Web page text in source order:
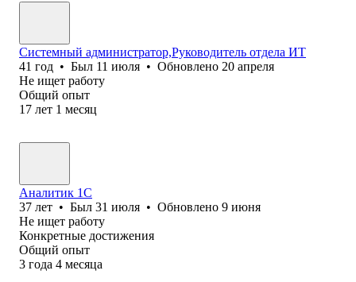
Системный администратор,Руководитель отдела ИТ
41 год • Был 11 июля • Обновлено 20 апреля
Не ищет работу
Общий опыт
17 лет 1 месяц
Аналитик 1С
37 лет • Был 31 июля • Обновлено 9 июня
Не ищет работу
Конкретные достижения
Общий опыт
3 года 4 месяца